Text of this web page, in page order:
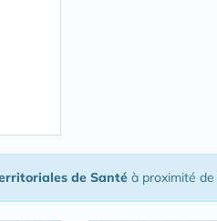
de Santé à proximité de